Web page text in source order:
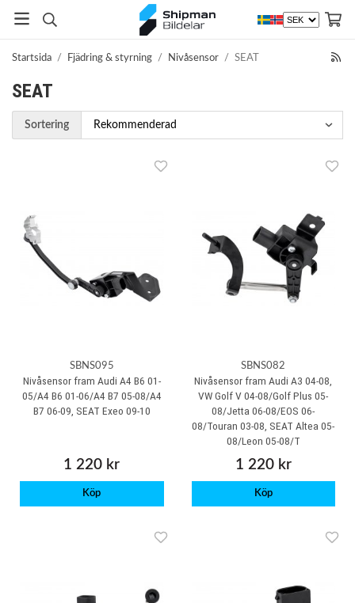
Startsida / Fjädring & styrning / Nivåsensor / SEAT
SEAT
Sortering
SBNS095
Nivåsensor fram Audi A4 B6 01-
05/A4 B6 01-06/A4 B7 05-08/A4
B7 06-09, SEAT Exeo 09-10
1 220 kr
Köp
SBNS082
Nivåsensor fram Audi A3 04-08,
VW Golf V 04-08/Golf Plus 05-
08/Jetta 06-08/EOS 06-
08/Touran 03-08, SEAT Altea 05-
08/Leon 05-08/T
1 220 kr
Köp